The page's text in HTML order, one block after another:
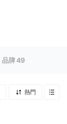
品牌49
熱門